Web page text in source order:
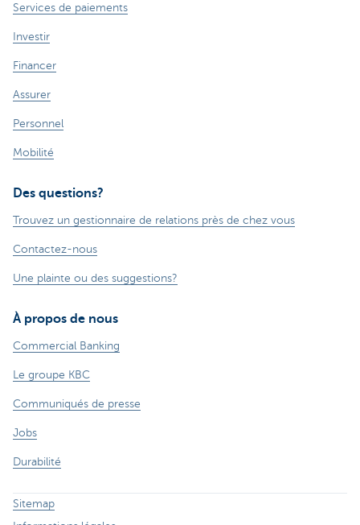
Services de paiements
Investir
Financer
Assurer
Personnel
Mobilité
Des questions?
Trouvez un gestionnaire de relations près de chez vous
Contactez-nous
Une plainte ou des suggestions?
À propos de nous
Commercial Banking
Le groupe KBC
Communiqués de presse
Jobs
Durabilité
Sitemap